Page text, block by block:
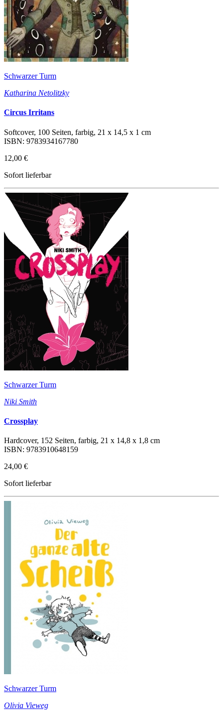
Schwarzer Turm
Katharina Netolitzky
Circus Irritans
Softcover, 100 Seiten, farbig, 21 x 14,5 x 1 cm
ISBN: 9783934167780
12,00 €
Sofort lieferbar
Schwarzer Turm
Niki Smith
Crossplay
Hardcover, 152 Seiten, farbig, 21 x 14,8 x 1,8 cm
ISBN: 9783910648159
24,00 €
Sofort lieferbar
Schwarzer Turm
Olivia Vieweg